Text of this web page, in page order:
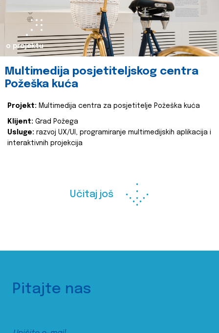
o projektu
Multimedija posjetiteljskog centra
Požeška kuća
Projekt: Multimedija centra za posjetitelje Požeška kuća
Klijent: Grad Požega
Usluge: razvoj UX/UI, programiranje multimedijskih aplikacija i
interaktivnih projekcija
Učitaj još
Pitajte nas